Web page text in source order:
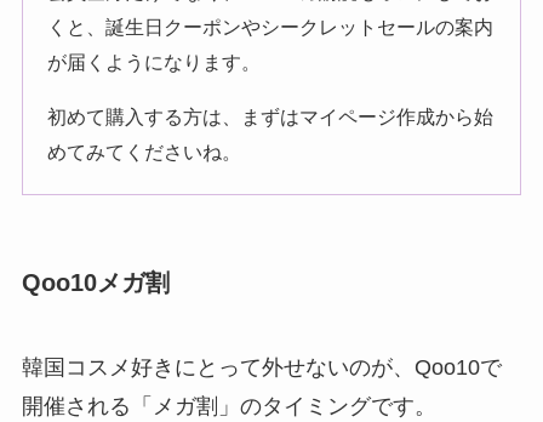
くと、誕生日クーポンやシークレットセールの案内
が届くようになります。
初めて購入する方は、まずはマイページ作成から始
めてみてくださいね。
Qoo10メガ割
韓国コスメ好きにとって外せないのが、Qoo10で
開催される「メガ割」のタイミングです。